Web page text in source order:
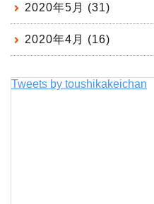
2020年5月 (31)
2020年4月 (16)
Tweets by toushikakeichan